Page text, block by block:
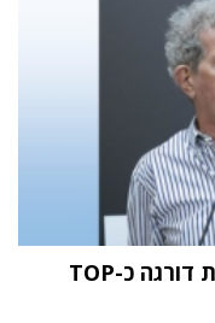
מחקר STKI השנתי: וואן טכנולוגיות דורגה כ-TOP